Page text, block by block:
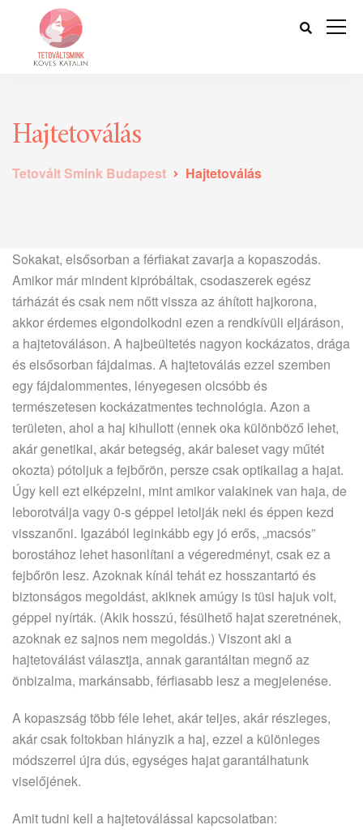
Hajtetoválás
Tetovált Smink Budapest Hajtetoválás
Sokakat, elsősorban a férfiakat zavarja a kopaszodás.
Amikor már mindent kipróbáltak, csodaszerek egész
tárházát és csak nem nőtt vissza az áhított hajkorona,
akkor érdemes elgondolkodni ezen a rendkívüli eljáráson,
a hajtetováláson. A hajbeültetés nagyon kockázatos, drága
és elsősorban fájdalmas. A hajtetoválás ezzel szemben
egy fájdalommentes, lényegesen olcsóbb és
természetesen kockázatmentes technológia. Azon a
területen, ahol a haj kihullott (ennek oka különböző lehet,
akár genetikai, akár betegség, akár baleset vagy műtét
okozta) pótoljuk a fejbőrön, persze csak optikailag a hajat.
Úgy kell ezt elképzelni, mint amikor valakinek van haja, de
leborotválja vagy 0-s géppel letolják neki és éppen kezd
visszanőni. Igazából leginkább egy jó erős, „macsós”
borostához lehet hasonlítani a végeredményt, csak ez a
fejbőrön lesz. Azoknak kínál tehát ez hosszantartó és
biztonságos megoldást, akiknek amúgy is tüsi hajuk volt,
géppel nyírták. (Akik hosszú, fésülhető hajat szeretnének,
azoknak ez sajnos nem megoldás.) Viszont aki a
hajtetoválást választja, annak garantáltan megnő az
önbizalma, markánsabb, férfiasabb lesz a megjelenése.
A kopaszság több féle lehet, akár teljes, akár részleges,
akár csak foltokban hiányzik a haj, ezzel a különleges
módszerrel újra dús, egységes hajat garantálhatunk
viselőjének.
Amit tudni kell a hajtetoválással kapcsolatban: